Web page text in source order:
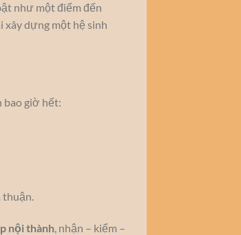
như một điểm đến
xây dựng một hệ sinh
giờ hết:
thuận.
nội thành, nhận – kiểm –